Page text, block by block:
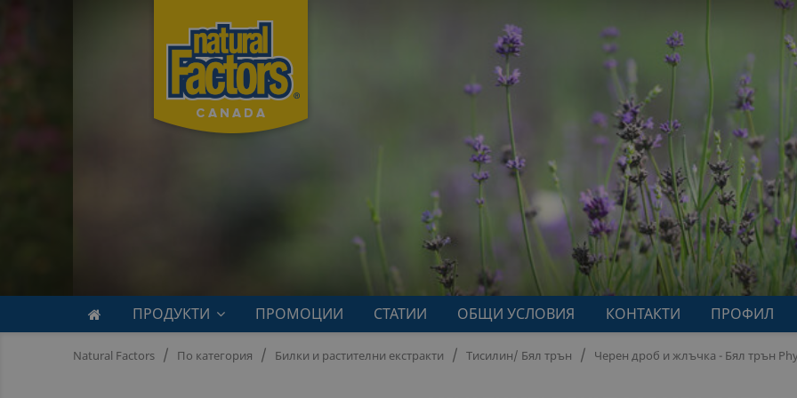
ПРОДУКТИ ПРОМОЦИИ СТАТИИ ОБЩИ УСЛОВИЯ КОНТАКТИ ПРОФИЛ
Natural Factors По категория Билки и растителни екстракти Тисилин/ Бял трън Черен дроб и жлъчка - Бял трън